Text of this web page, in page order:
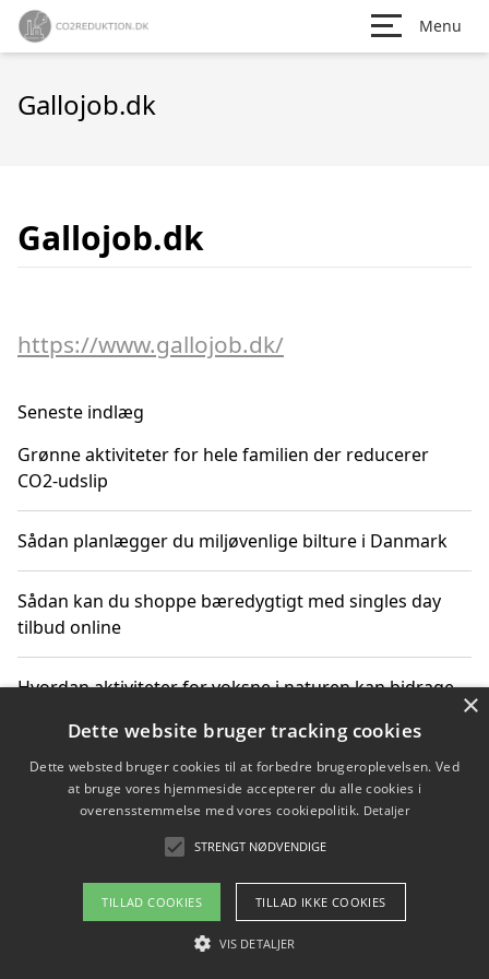
Menu
Gallojob.dk
Gallojob.dk
https://www.gallojob.dk/
Seneste indlæg
Grønne aktiviteter for hele familien der reducerer
CO2-udslip
Sådan planlægger du miljøvenlige bilture i Danmark
Sådan kan du shoppe bæredygtigt med singles day
tilbud online
Hvordan aktiviteter for voksne i naturen kan bidrage
Sådan planlægger du dine vigtige datoer for CO2-
reduktion
Copyright 2026 - Pilanto Aps
Om / kontakt
×
Dette website bruger tracking cookies
Dette websted bruger cookies til at forbedre brugeroplevelsen. Ved
at bruge vores hjemmeside accepterer du alle cookies i
overensstemmelse med vores cookiepolitik. Detaljer
STRENGT NØDVENDIGE
TILLAD COOKIES TILLAD IKKE COOKIES
VIS DETALJER